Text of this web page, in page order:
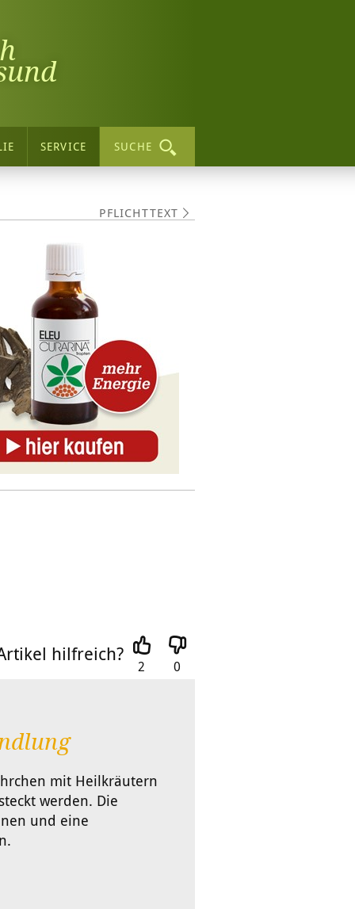
SERVICE SUCHE
PFLICHTTEXT
hilfreich?
2 0
mit Heilkräutern
werden. Die
und eine